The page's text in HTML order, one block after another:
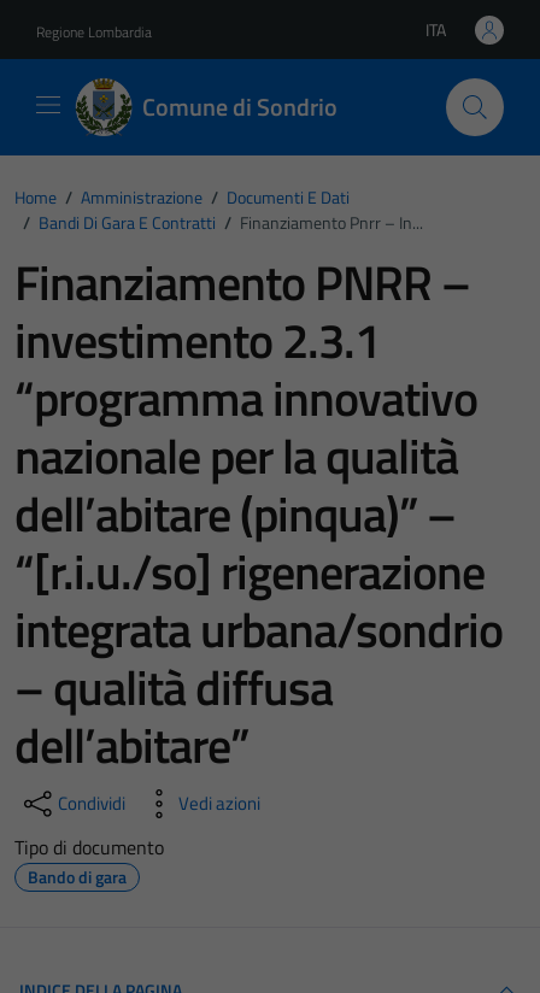
Regione Lombardia Lingua attiva:
ITA
Comune di Sondrio
Home / Amministrazione / Documenti E Dati
/ Bandi Di Gara E Contratti / Finanziamento Pnrr – In...
Finanziamento PNRR –
investimento 2.3.1
“programma innovativo
nazionale per la qualità
dell’abitare (pinqua)” –
“[r.i.u./so] rigenerazione
integrata urbana/sondrio
– qualità diffusa
dell’abitare”
Condividi Vedi azioni
Tipo di documento
Bando di gara